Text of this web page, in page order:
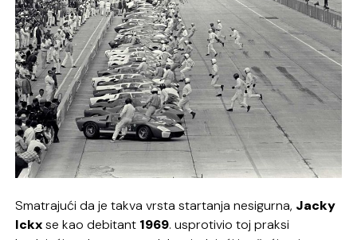
Smatrajući da je takva vrsta startanja nesigurna, Jacky
Ickxse kao debitant 1969. usprotivio toj praksi